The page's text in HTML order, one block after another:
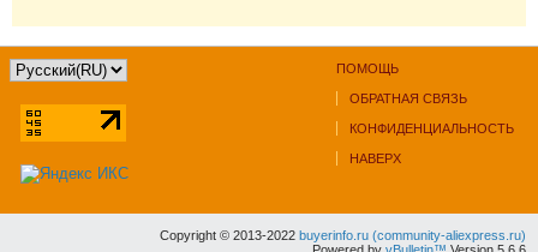
ПОМОЩЬ
ОБРАТНАЯ СВЯЗЬ
КОНФИДЕНЦИАЛЬНОСТЬ
НАВЕРХ
Copyright © 2013-2022 buyerinfo.ru (community-aliexpress.ru)